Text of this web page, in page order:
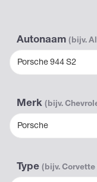
Autonaam (bijv.
Porsche 944 S2
Merk (bijv.
Porsche
Type (bijv. Corvette